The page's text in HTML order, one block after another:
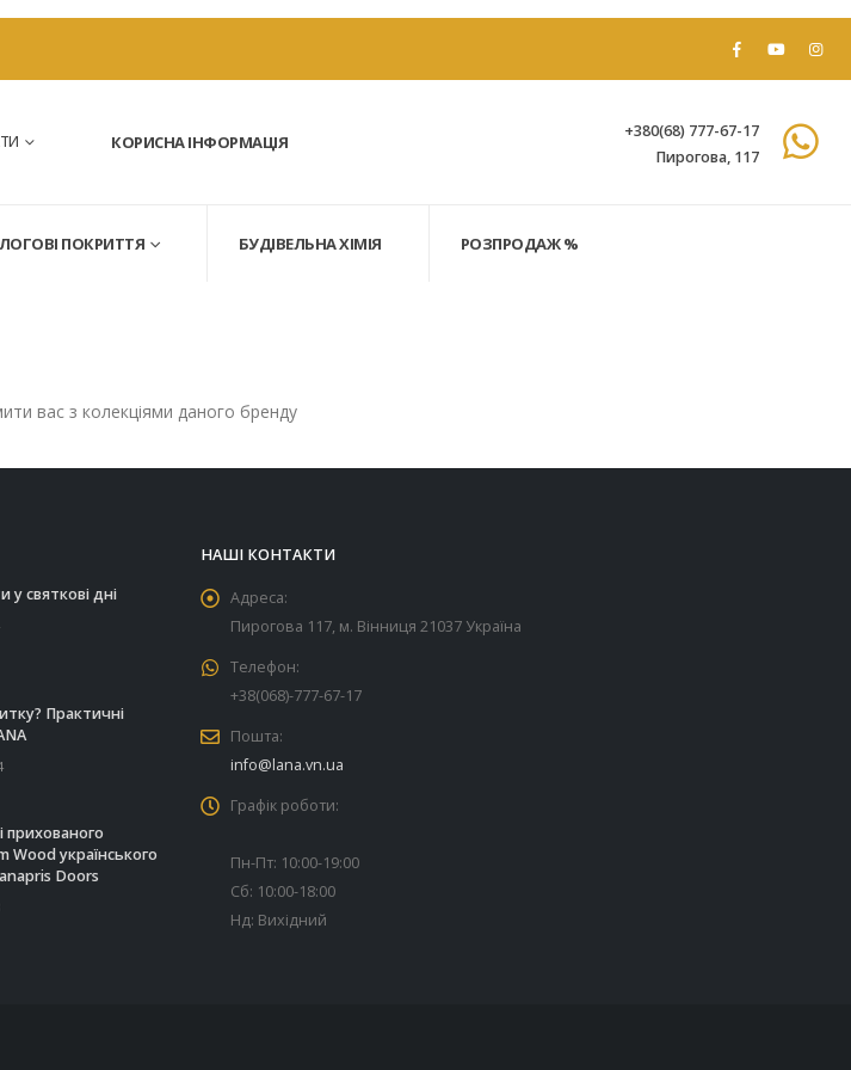
КОРИСНА ІНФОРМАЦІЯ
+380(68) 777-67-17
Пирогова, 117
ПОКРИТТЯ БУДІВЕЛЬНА ХІМІЯ РОЗПРОДАЖ %
вас з колекціями даного бренду
у святкові дні
Практичні
прихованого
Wood українського
Doors
НАШІ КОНТАКТИ
Адреса:
Пирогова 117, м. Вінниця 21037 Україна
Телефон:
+38(068)-777-67-17
Пошта:
info@lana.vn.ua
Графік роботи:
Пн-Пт: 10:00-19:00
Сб: 10:00-18:00
Нд: Вихідний